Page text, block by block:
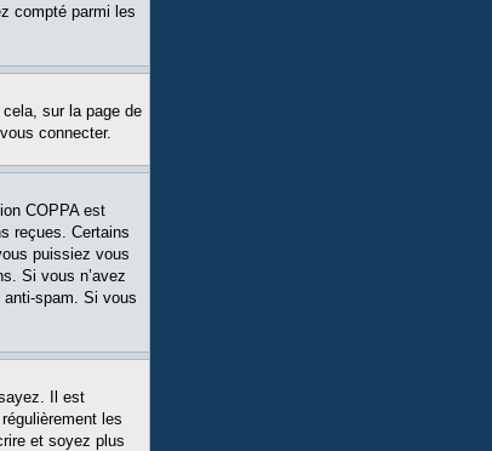
compté parmi les
sur la page de
connecter.
COPPA est
reçues. Certains
puissiez vous
Si vous n’avez
anti-spam. Si vous
Il est
les
et soyez plus